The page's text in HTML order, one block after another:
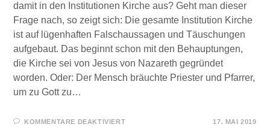
damit in den Institutionen Kirche aus? Geht man dieser
Frage nach, so zeigt sich: Die gesamte Institution Kirche
ist auf lügenhaften Falschaussagen und Täuschungen
aufgebaut. Das beginnt schon mit den Behauptungen,
die Kirche sei von Jesus von Nazareth gegründet
worden. Oder: Der Mensch bräuchte Priester und Pfarrer,
um zu Gott zu…
KOMMENTARE DEAKTIVIERTFÜR
17. MAI 2019